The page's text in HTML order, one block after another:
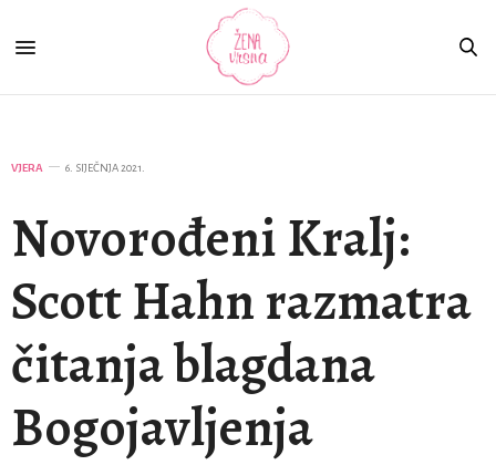
VJERA 6. SIJEČNJA 2021.
Novorođeni Kralj:
Scott Hahn razmatra
čitanja blagdana
Bogojavljenja